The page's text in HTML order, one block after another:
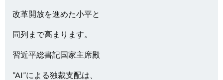
改革開放を進めた小平と
同列まで高まります。
習近平総書記国家主席殿
”AI”による独裁支配は、